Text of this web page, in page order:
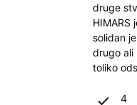
druge
HIMARS
solidan
drugo ali
toliko
4